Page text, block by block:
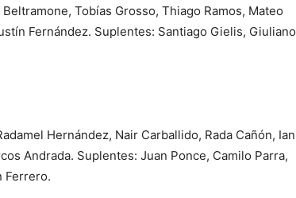
Tobías Grosso, Thiago Ramos, Mateo
Fernández. Suplentes: Santiago Gielis, Giuliano
Hernández, Nair Carballido, Rada Cañón, Ian
Andrada. Suplentes: Juan Ponce, Camilo Parra,
Ferrero.